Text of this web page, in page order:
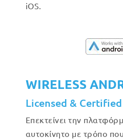
iOS.
WIRELESS
Licensed &
Επεκτείνει την
αυτοκίνητο με τρόπο